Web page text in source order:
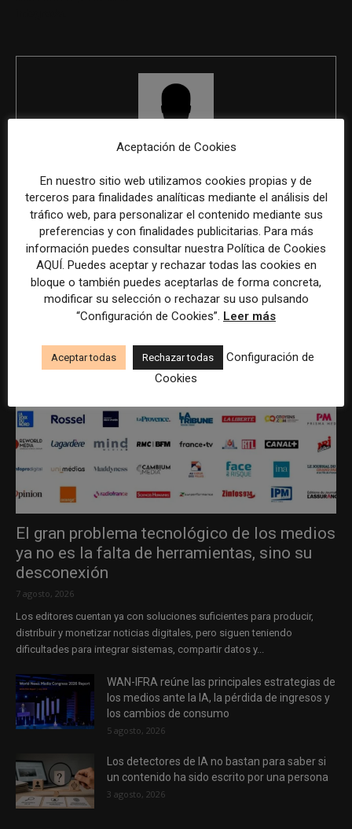
ÚLTIMOS ARTÍCULOS
El gran problema tecnológico de los medios
ya no es la falta de herramientas, sino su
desconexión
7 agosto, 2026
Los editores cuentan ya con soluciones suficientes para producir,
distribuir y monetizar noticias digitales, pero siguen teniendo
dificultades para integrar sistemas, compartir datos y...
WAN-IFRA reúne las principales estrategias de
los medios ante la IA, la pérdida de ingresos y
los cambios de consumo
5 agosto, 2026
Los detectores de IA no bastan para saber si
un contenido ha sido escrito por una persona
3 agosto, 2026
Aceptación de Cookies
En nuestro sitio web utilizamos cookies propias y de
terceros para finalidades analíticas mediante el análisis del
tráfico web, para personalizar el contenido mediante sus
preferencias y con finalidades publicitarias. Para más
información puedes consultar nuestra Política de Cookies
AQUÍ. Puedes aceptar y rechazar todas las cookies en
bloque o también puedes aceptarlas de forma concreta,
modificar su selección o rechazar su uso pulsando
“Configuración de Cookies”. Leer más
Aceptar todas Rechazar todas
Configuración de
Cookies